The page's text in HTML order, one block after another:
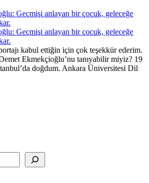
Geçmişi anlayan bir çocuk, geleceğe
Geçmişi anlayan bir çocuk, geleceğe
kabul ettiğin için çok teşekkür ederim.
Ekmekçioğlu’nu tanıyabilir miyiz? 19
doğdum. Ankara Üniversitesi Dil